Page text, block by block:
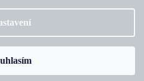
| Vytvořil Shoptet
Kristina Petkovic
nastavení cookies